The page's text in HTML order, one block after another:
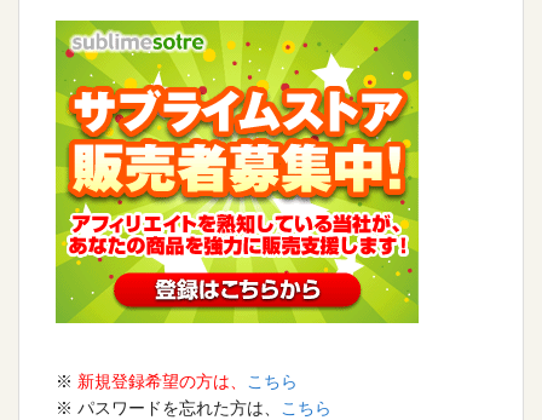
※ 新規登録希望の方は、
こちら
※ パスワードを忘れた方は、
こちら